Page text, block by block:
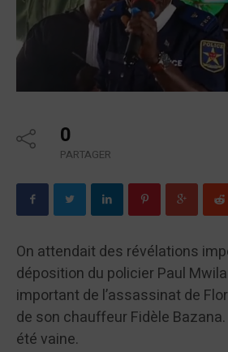
0
PARTAGER
On attendait des révélations
déposition du policier Paul
important de l’assassinat de
de son chauffeur Fidèle Bazana.
été vaine.